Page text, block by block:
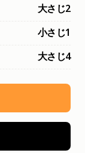
大さじ2
小さじ1
大さじ4